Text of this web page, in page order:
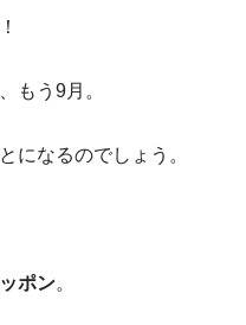
もう9月。
になるのでしょう。
ポン。